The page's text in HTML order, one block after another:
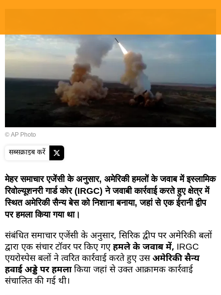
© AP Photo
सब्सक्राइब करें
मेहर समाचार एजेंसी के अनुसार, अमेरिकी हमलों के जवाब में इस्लामिक
रिवोल्यूशनरी गार्ड कोर (IRGC) ने जवाबी कार्रवाई करते हुए क्षेत्र में
स्थित अमेरिकी सैन्य बेस को निशाना बनाया, जहां से एक ईरानी द्वीप
पर हमला किया गया था।
संबंधित समाचार एजेंसी के अनुसार, सिरिक द्वीप पर अमेरिकी बलों
द्वारा एक संचार टॉवर पर किए गएहमले के जवाब में, IRGC
एयरोस्पेस बलों ने त्वरित कार्रवाई करते हुए उसअमेरिकी सैन्य
हवाई अड्डे पर हमलाकिया जहां से उक्त आक्रामक कार्रवाई
संचालित की गई थी।